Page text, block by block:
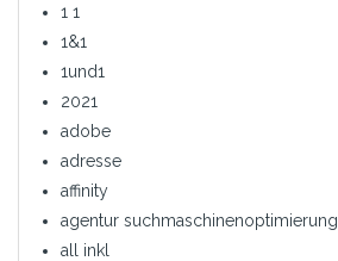
1 1
1&1
1und1
2021
adobe
adresse
affinity
agentur suchmaschinenoptimierung
all inkl